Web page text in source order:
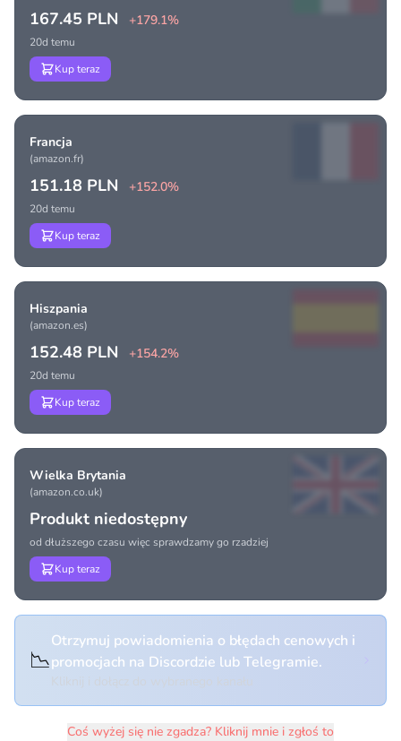
167.45 PLN +179.1%
20d temu
Kup teraz
Francja
(amazon.fr)
151.18 PLN +152.0%
20d temu
Kup teraz
Hiszpania
(amazon.es)
152.48 PLN +154.2%
20d temu
Kup teraz
Wielka Brytania
(amazon.co.uk)
Produkt niedostępny
od dłuższego czasu więc sprawdzamy go rzadziej
Kup teraz
📉
Otrzymuj powiadomienia o błędach cenowych i
promocjach na Discordzie lub Telegramie.
Coś wyżej się nie zgadza? Kliknij mnie i zgłoś to